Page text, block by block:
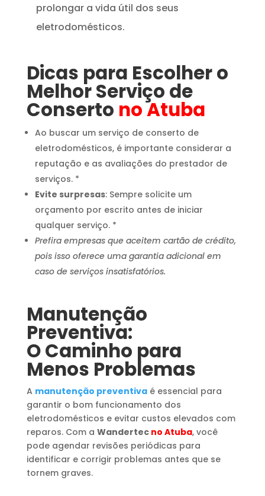
prolongar a vida útil dos seus
eletrodomésticos.
Dicas para Escolher o
Melhor Serviço de
Conserto no Atuba
Ao buscar um serviço de conserto de
eletrodomésticos, é importante considerar a
reputação e as avaliações do prestador de
serviços. *
Evite surpresas: Sempre solicite um
orçamento por escrito antes de iniciar
qualquer serviço. *
Prefira empresas que aceitem cartão de crédito,
pois isso oferece uma garantia adicional em
caso de serviços insatisfatórios.
Manutenção
Preventiva:
O Caminho para
Menos Problemas
A manutenção preventivaé essencial para
garantir o bom funcionamento dos
eletrodomésticos e evitar custos elevados com
reparos. Com a Wandertec no Atuba, você
pode agendar revisões periódicas para
identificar e corrigir problemas antes que se
tornem graves.